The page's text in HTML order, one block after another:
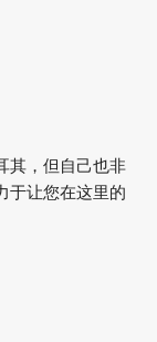
其，但自己也非
于让您在这里的